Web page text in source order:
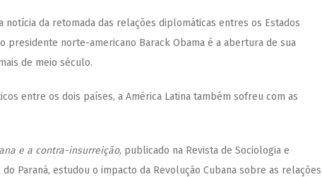
da retomada das relações diplomáticas entres os Estados
presidente norte-americano Barack Obama é a abertura de sua
de meio século.
entre os dois países, a América Latina também sofreu com as
e a contra-insurreição, publicado na Revista de Sociologia e
Paraná, estudou o impacto da Revolução Cubana sobre as relações